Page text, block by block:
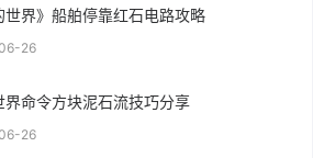
世界》船舶停靠红石电路攻略
26
界命令方块泥石流技巧分享
26